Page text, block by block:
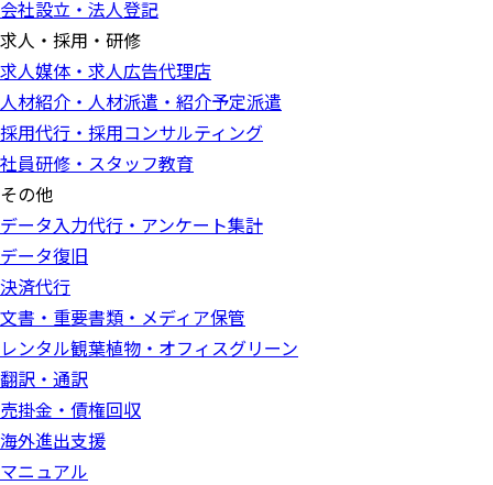
会社設立・法人登記
求人・採用・研修
求人媒体・求人広告代理店
人材紹介・人材派遣・紹介予定派遣
採用代行・採用コンサルティング
社員研修・スタッフ教育
その他
データ入力代行・アンケート集計
データ復旧
決済代行
文書・重要書類・メディア保管
レンタル観葉植物・オフィスグリーン
翻訳・通訳
売掛金・債権回収
海外進出支援
マニュアル